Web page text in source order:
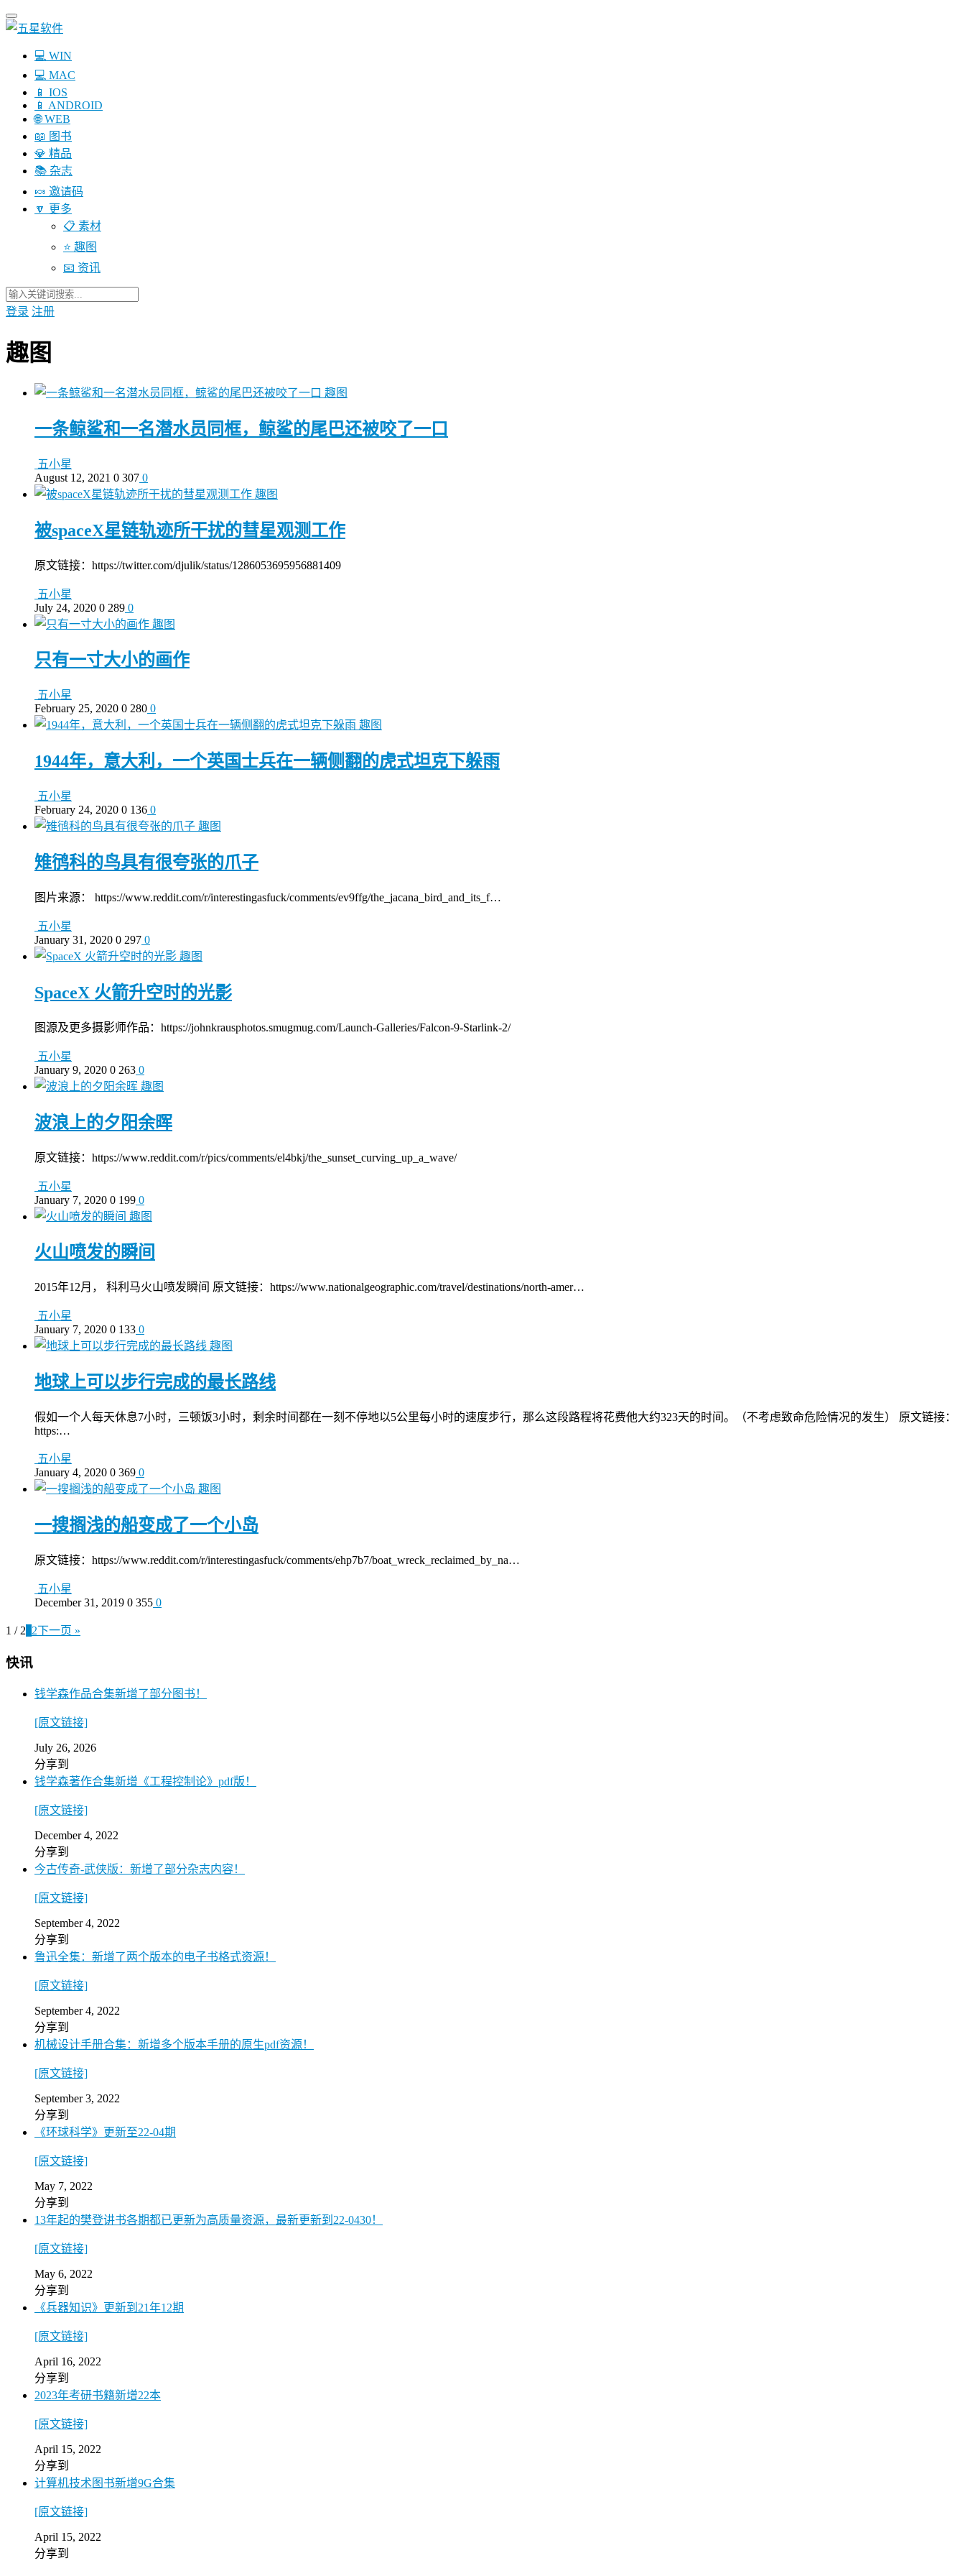
💻 WIN
💻 MAC
📱 IOS
📱 ANDROID
🌐 WEB
📖 图书
💎 精品
📚 杂志
🍬 邀请码
🔽 更多
📋 素材
⭐ 趣图
📧 资讯
登录 注册
趣图
趣图
一条鲸鲨和一名潜水员同框，鲸鲨的尾巴还被咬了一口
五小星
August 12, 2021 0 307 0
趣图
被spaceX星链轨迹所干扰的彗星观测工作
原文链接：https://twitter.com/djulik/status/1286053695956881409
五小星
July 24, 2020 0 289 0
趣图
只有一寸大小的画作
五小星
February 25, 2020 0 280 0
趣图
1944年，意大利，一个英国士兵在一辆侧翻的虎式坦克下躲雨
五小星
February 24, 2020 0 136 0
趣图
雉鸻科的鸟具有很夸张的爪子
图片来源： https://www.reddit.com/r/interestingasfuck/comments/ev9ffg/the_jacana_bird_and_its_f…
五小星
January 31, 2020 0 297 0
趣图
SpaceX 火箭升空时的光影
图源及更多摄影师作品：https://johnkrausphotos.smugmug.com/Launch-Galleries/Falcon-9-Starlink-2/
五小星
January 9, 2020 0 263 0
趣图
波浪上的夕阳余晖
原文链接：https://www.reddit.com/r/pics/comments/el4bkj/the_sunset_curving_up_a_wave/
五小星
January 7, 2020 0 199 0
趣图
火山喷发的瞬间
2015年12月， 科利马火山喷发瞬间 原文链接：https://www.nationalgeographic.com/travel/destinations/north-amer…
五小星
January 7, 2020 0 133 0
趣图
地球上可以步行完成的最长路线
假如一个人每天休息7小时，三顿饭3小时，剩余时间都在一刻不停地以5公里每小时的速度步行，那么这段路程将花费他大约323天的时间。（不考虑致命危险情况的发生） 原文链接：
https:…
五小星
January 4, 2020 0 369 0
趣图
一搜搁浅的船变成了一个小岛
原文链接：https://www.reddit.com/r/interestingasfuck/comments/ehp7b7/boat_wreck_reclaimed_by_na…
五小星
December 31, 2019 0 355 0
1 / 2 2下一页 »
快讯
钱学森作品合集新增了部分图书！
[原文链接]
July 26, 2026
分享到
钱学森著作合集新增《工程控制论》pdf版！
[原文链接]
December 4, 2022
分享到
今古传奇-武侠版：新增了部分杂志内容！
[原文链接]
September 4, 2022
分享到
鲁迅全集：新增了两个版本的电子书格式资源！
[原文链接]
September 4, 2022
分享到
机械设计手册合集：新增多个版本手册的原生pdf资源！
[原文链接]
September 3, 2022
分享到
《环球科学》更新至22-04期
[原文链接]
May 7, 2022
分享到
13年起的樊登讲书各期都已更新为高质量资源，最新更新到22-0430！
[原文链接]
May 6, 2022
分享到
《兵器知识》更新到21年12期
[原文链接]
April 16, 2022
分享到
2023年考研书籍新增22本
[原文链接]
April 15, 2022
分享到
计算机技术图书新增9G合集
[原文链接]
April 15, 2022
分享到